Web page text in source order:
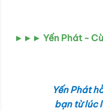
►►► Yến Phát -
Yến Phát
bạn từ lúc